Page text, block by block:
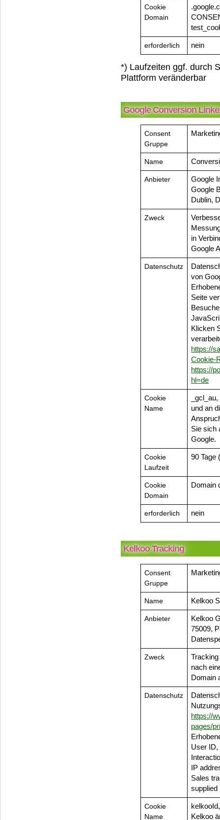
Cookie
Domain
erforderlich nein
*) Laufzeiten ggf. durch
Plattform veränderbar
Google Conversion
Consent
Gruppe
Name
Anbieter
Google
Google
Dublin,
Zweck
in
Google
Datenschutz
von
Seite
Klicken
https://
Cookie-
https://
hl=de
Cookie
Name
und an
Sie sich
Google.
Cookie
Laufzeit
90 Tage
Cookie
Domain
Domain
erforderlich nein
Kelkoo Tracking
Consent
Gruppe
Name Kelkoo
Anbieter
Kelkoo
75009,
Zweck
nach
Domain
Datenschutz
https://
pages/
User ID,
IP
Sales
supplied
Cookie
Name
Kelkoo